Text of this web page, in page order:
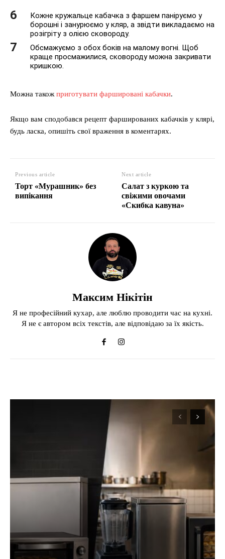
Кожне кружальце кабачка з фаршем паніруємо у
борошні і занурюємо у кляр, а звідти викладаємо на
розігріту з олією сковороду.
Обсмажуємо з обох боків на малому вогні. Щоб
краще просмажилися, сковороду можна закривати
кришкою.
Можна також приготувати фаршировані кабачки.
Якщо вам сподобався рецепт фаршированих кабачків у клярі,
будь ласка, опишіть свої враження в коментарях.
Previous article
Торт «Мурашник» без
випікання
Next article
Салат з куркою та
свіжими овочами
«Скибка кавуна»
Максим Нікітін
Я не професійний кухар, але люблю проводити час на кухні.
Я не є автором всіх текстів, але відповідаю за їх якість.